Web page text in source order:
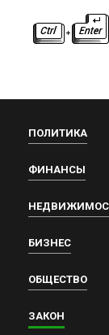
ПОЛИТИКА
ФИНАНСЫ
БИЗНЕС
ОБЩЕСТВО
ЗАКОН